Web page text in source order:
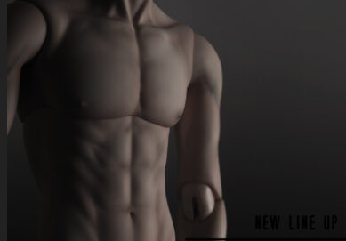
아이딜리언 72/75 남아
아이딜리언 68 여아
아이딜리언 51 남아
기타 악세서리
스탠드ㆍ가방
에스테용품
조립용품
커스텀용품